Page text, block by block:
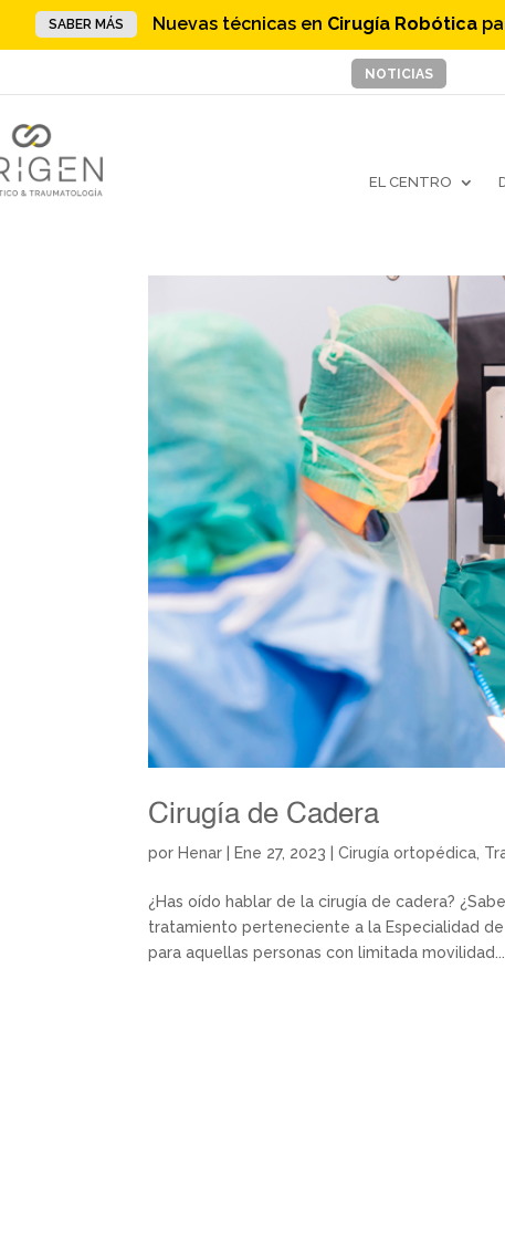
SABER MÁS Nuevas técnicas en Cirugía Robótica
NOTICIAS
EL CENTRO
Cirugía de Cadera
por Henar Ene 27, 2023 |Cirugía ortopédica
¿Has oído hablar de la cirugía de cadera?
tratamiento perteneciente a la Especialidad
para aquellas personas con limitada movilidad...